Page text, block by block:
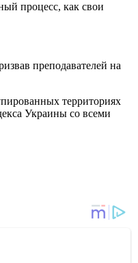
процесс, как свои
преподавателей на
территориях
Украины со всеми